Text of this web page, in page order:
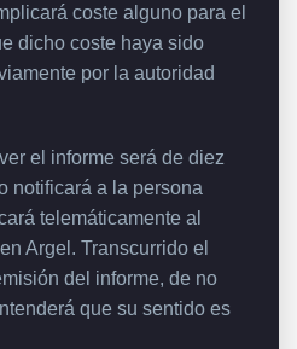
coste alguno para el
dicho coste haya sido
por la autoridad
el informe será de diez
notificará a la persona
telemáticamente al
Argel. Transcurrido el
del informe, de no
que su sentido es